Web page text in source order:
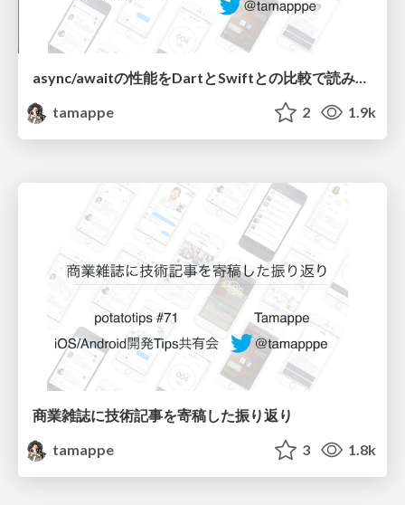
async/awaitの性能をDartとSwiftとの比較で読み解く
tamappe
2 1.9k
商業雑誌に技術記事を寄稿した振り返り
tamappe
3 1.8k